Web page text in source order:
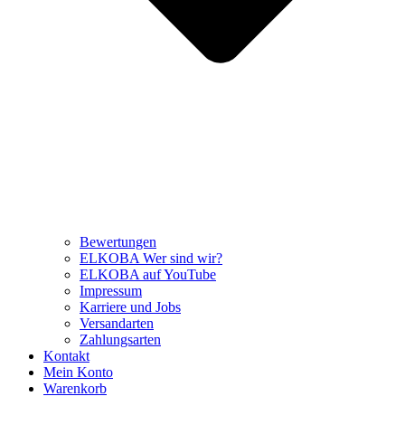
Bewertungen
ELKOBA Wer sind wir?
ELKOBA auf YouTube
Impressum
Karriere und Jobs
Versandarten
Zahlungsarten
Kontakt
Mein Konto
Warenkorb